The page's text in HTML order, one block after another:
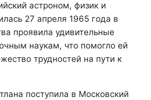
астроном, физик и
27 апреля 1965 года в
проявила удивительные
наукам, что помогло ей
трудностей на пути к
поступила в Московский